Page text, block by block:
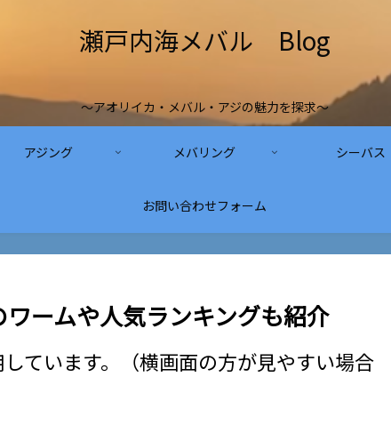
瀬戸内海メバル Blog
～アオリイカ・メバル・アジの魅力を探求～
アジング メバリング シーバス
お問い合わせフォーム
ームや人気ランキングも紹介
ています。（横画面の方が見やすい場合